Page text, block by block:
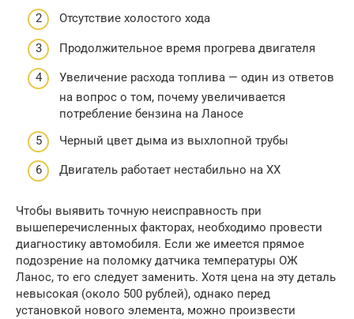
Отсутствие холостого хода
Продолжительное время прогрева двигателя
Увеличение расхода топлива — один из ответов
на вопрос о том, почему увеличивается
потребление бензина на Ланосе
Черный цвет дыма из выхлопной трубы
Двигатель работает нестабильно на ХХ
Чтобы выявить точную неисправность при
вышеперечисленных факторах, необходимо провести
диагностику автомобиля. Если же имеется прямое
подозрение на поломку датчика температуры ОЖ
Ланос, то его следует заменить. Хотя цена на эту деталь
невысокая (около 500 рублей), однако перед
установкой нового элемента, можно произвести